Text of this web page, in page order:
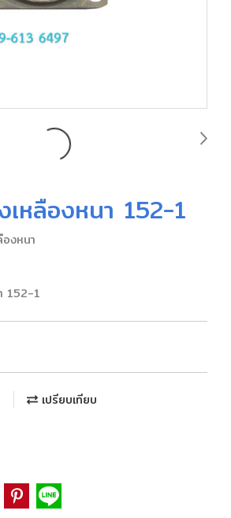
เหลืองหนา 152-1
งหนา
152-1
เปรียบเทียบ